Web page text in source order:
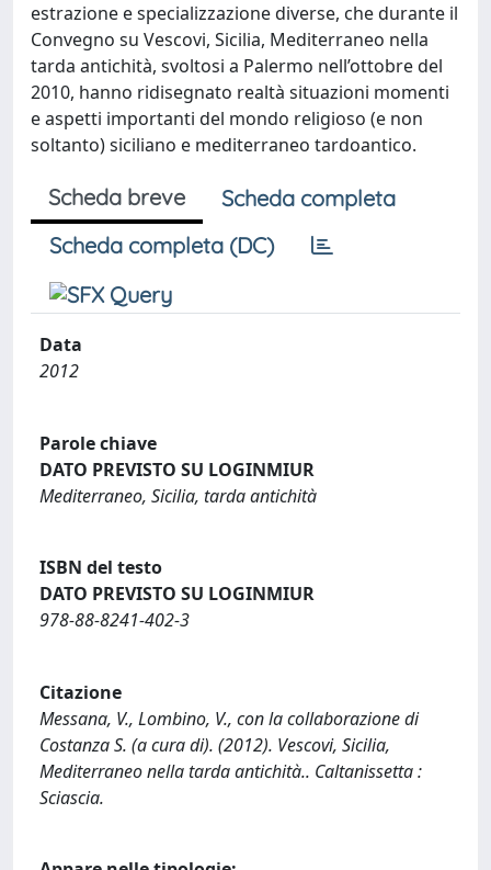
estrazione e specializzazione diverse, che durante il
Convegno su Vescovi, Sicilia, Mediterraneo nella
tarda antichità, svoltosi a Palermo nell’ottobre del
2010, hanno ridisegnato realtà situazioni momenti
e aspetti importanti del mondo religioso (e non
soltanto) siciliano e mediterraneo tardoantico.
Scheda breve
Scheda completa
Scheda completa (DC)
Data
2012
Parole chiave
DATO PREVISTO SU LOGINMIUR
Mediterraneo, Sicilia, tarda antichità
ISBN del testo
DATO PREVISTO SU LOGINMIUR
978-88-8241-402-3
Citazione
Messana, V., Lombino, V., con la collaborazione di
Costanza S. (a cura di). (2012). Vescovi, Sicilia,
Mediterraneo nella tarda antichità.. Caltanissetta :
Sciascia.